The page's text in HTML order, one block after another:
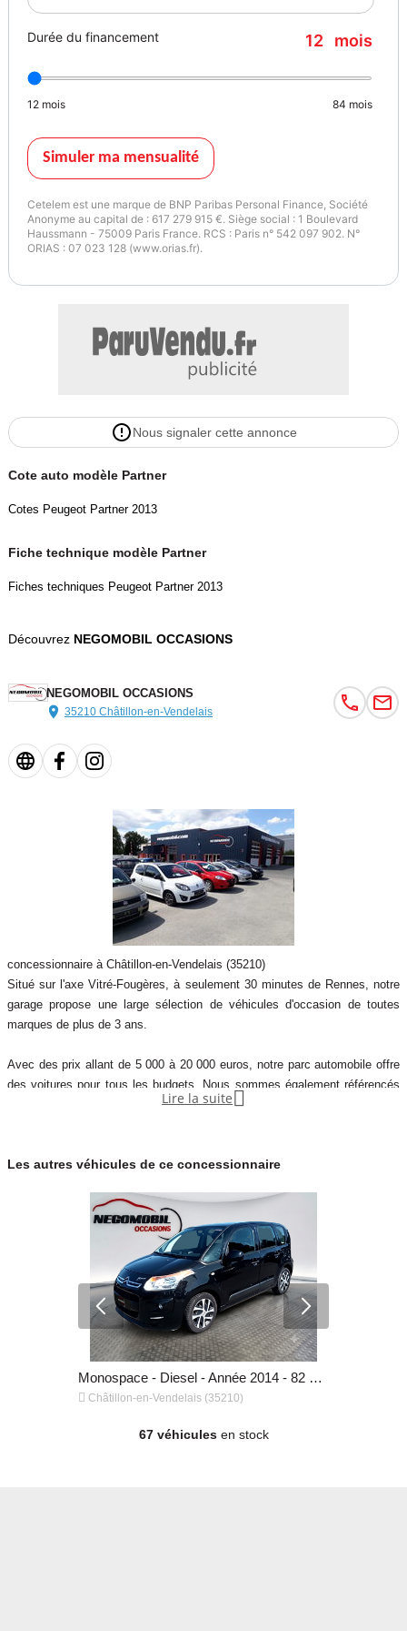
Durée du financement 12 mois
12 mois 84 mois
Simuler ma mensualité
Cetelem est une marque de BNP Paribas Personal Finance, Société
Anonyme au capital de : 617 279 915 €. Siège social : 1 Boulevard
Haussmann - 75009 Paris France. RCS : Paris n° 542 097 902. N°
ORIAS : 07 023 128 (www.orias.fr).
Nous signaler cette annonce
Cote auto modèle Partner
Cotes Peugeot Partner 2013
Fiche technique modèle Partner
Fiches techniques Peugeot Partner 2013
Découvrez NEGOMOBIL OCCASIONS
NEGOMOBIL OCCASIONS
35210 Châtillon-en-Vendelais
concessionnaire à Châtillon-en-Vendelais (35210)
Situé sur l'axe Vitré-Fougères, à seulement 30 minutes de Rennes, notre
garage propose une large sélection de véhicules d'occasion de toutes
marques de plus de 3 ans.
Avec des prix allant de 5 000 à 20 000 euros, notre parc automobile offre
des voitures pour tous les budgets. Nous sommes également référencés
depuis 2010 dans des centres de reprise en Allemagne et en Belgique, ce
Lire la suite 
Les autres véhicules de ce concessionnaire
Monospace - Diesel - Année 2014 - 82 100 km, 8 700 €
 Châtillon-en-Vendelais (35210)
67 véhiculesen stock